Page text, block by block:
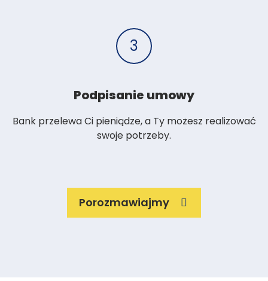
3
Podpisanie umowy
Bank przelewa Ci pieniądze, a Ty możesz realizować
swoje potrzeby.
Porozmawiajmy